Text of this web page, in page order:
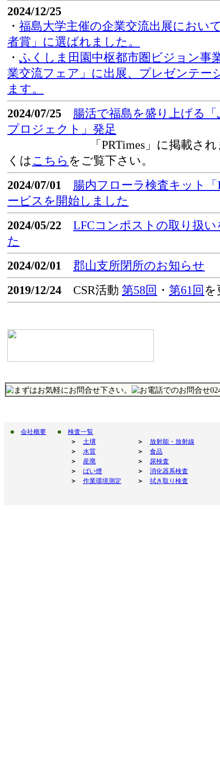
2024/12/25
・ 福島大学主催の企業交流出展におい
者賞」に選ばれました。
・ ふくしま田園中枢都市圏ビジョン事
業交流フェア」に出展、プレゼンテー
ます。
2024/07/25
腸活で福島を盛り上げる
プロジェクト」発足
「PRTimes」に掲載されま
くはこちら をご覧下さい。
2024/07/01
腸内フローラ検査キット「
ービスを開始しました
2024/05/22
LFCコンポストの取り扱
た
2024/02/01
郡山支所閉所のお知らせ
2019/12/24 CSR活動 第58回 ・ 第61回 を
■ 会社概要 ■
検査一覧
＞
土壌 ＞
放射能・放射線
＞
水質 ＞
食品
＞
産廃 ＞
尿検査
＞
ばい煙 ＞
消化器系検査
＞
作業環境測定 ＞ 拭き取り検査